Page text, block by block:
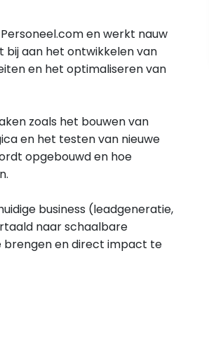
en werkt nauw
aan het ontwikkelen van
en het optimaliseren van
zoals het bouwen van
en het testen van nieuwe
opgebouwd en hoe
business (leadgeneratie,
naar schaalbare
brengen en direct impact te